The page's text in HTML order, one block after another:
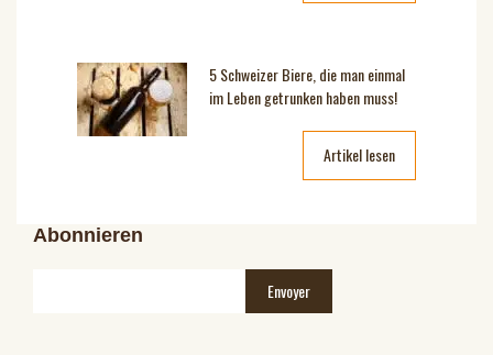
5 Schweizer Biere, die man einmal
im Leben getrunken haben muss!
Artikel lesen
Abonnieren